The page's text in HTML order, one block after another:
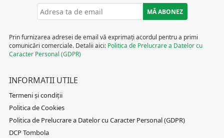
Prin furnizarea adresei de email vă exprimați acordul pentru a primi
comunicări comerciale. Detalii aici: Politica de Prelucrare a Datelor cu
Caracter Personal (GDPR)
INFORMATII UTILE
Termeni și condiții
Politica de Cookies
Politica de Prelucrare a Datelor cu Caracter Personal (GDPR)
DCP Tombola